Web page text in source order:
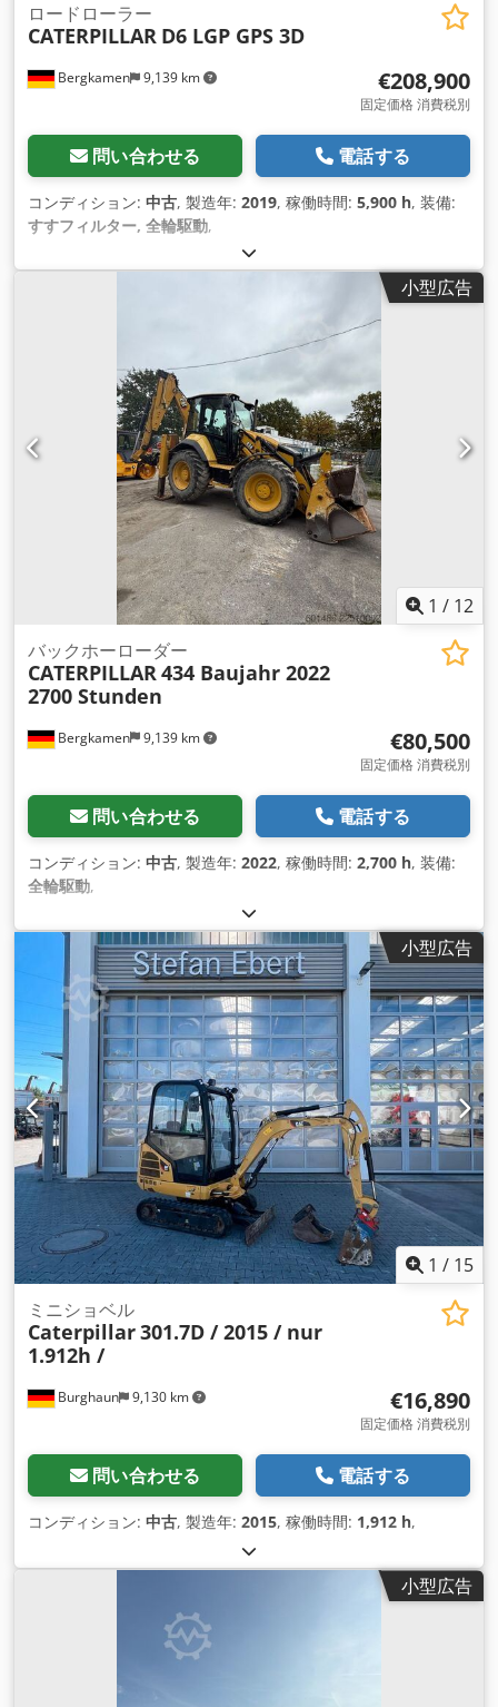
Bergkamen 9,139 km
ロードローラー
CATERPILLAR D6 LGP GPS 3D
€208,900
固定価格 消費税別
問い合わせる 電話する
コンディション: 中古, 製造年: 2019, 稼働時間: 5,900 h, 装備:
すすフィルター, 全輪駆動,
小型広告
1 / 12
Bergkamen 9,139 km
バックホーローダー
CATERPILLAR434 Baujahr 2022
2700 Stunden
€80,500
固定価格 消費税別
問い合わせる 電話する
コンディション: 中古, 製造年: 2022, 稼働時間: 2,700 h, 装備:
全輪駆動,
小型広告
1 / 15
Burghaun 9,130 km
ミニショベル
Caterpillar301.7D / 2015 / nur
1.912h /
€16,890
固定価格 消費税別
問い合わせる 電話する
コンディション: 中古, 製造年: 2015, 稼働時間: 1,912 h,
小型広告